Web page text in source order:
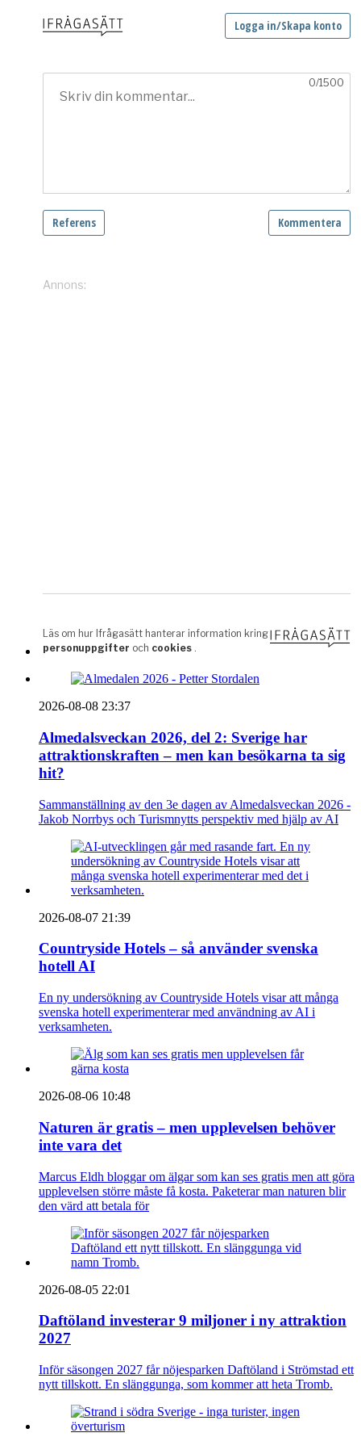
2026-08-08 23:37
Almedalsveckan 2026, del 2: Sverige har
attraktionskraften – men kan besökarna ta sig
hit?
Sammanställning av den 3e dagen av Almedalsveckan 2026 -
Jakob Norrbys och Turismnytts perspektiv med hjälp av AI
2026-08-07 21:39
Countryside Hotels – så använder svenska
hotell AI
En ny undersökning av Countryside Hotels visar att många
svenska hotell experimenterar med användning av AI i
verksamheten.
2026-08-06 10:48
Naturen är gratis – men upplevelsen behöver
inte vara det
Marcus Eldh bloggar om älgar som kan ses gratis men att göra
upplevelsen större måste få kosta. Paketerar man naturen blir
den värd att betala för
2026-08-05 22:01
Daftöland investerar 9 miljoner i ny attraktion
2027
Inför säsongen 2027 får nöjesparken Daftöland i Strömstad ett
nytt tillskott. En slänggunga, som kommer att heta Tromb.